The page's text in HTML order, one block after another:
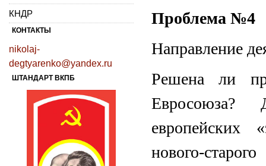
Проблема №4
Направление
Решена ли
европейских
нового-
КНДР
КОНТАКТЫ
nikolaj-
degtyarenko@yandex.ru
ШТАНДАРТ ВКПБ